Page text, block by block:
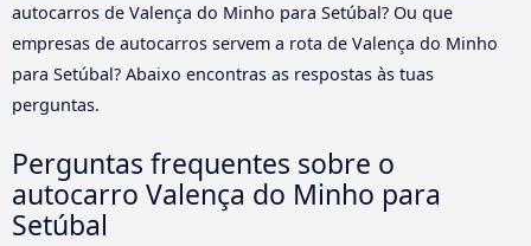
autocarros de Valença do Minho para Setúbal? Ou que
empresas de autocarros servem a rota de Valença do Minho
para Setúbal? Abaixo encontras as respostas às tuas
perguntas.
Perguntas frequentes sobre o
autocarro Valença do Minho para
Setúbal